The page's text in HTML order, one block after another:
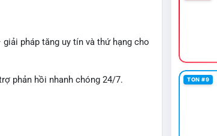
cần được theo dõi chặt chẽ
bộ.
tại vùng 64,500 - 65,200 USD.
theo từ địa chỉ nhận để đánh giá xu
pháp tăng uy tín và thứ hạng cho
phản hồi nhanh chóng 24/7. TON #9